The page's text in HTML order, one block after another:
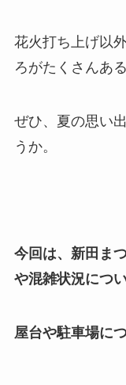
花火打ち上げ以
ろがたくさんあ
ぜひ、夏の思い
うか。
今回は、新田ま
や混雑状況につ
屋台や駐車場に